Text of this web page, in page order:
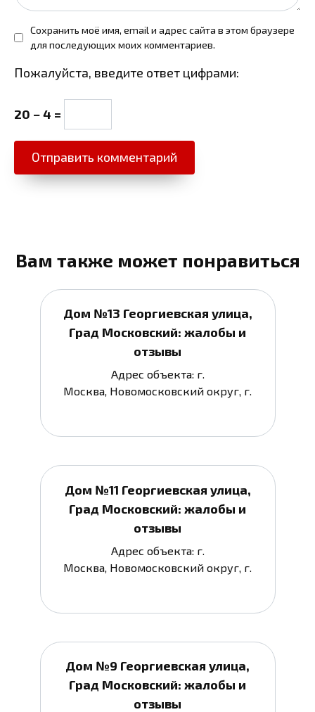
Сохранить моё имя, email и адрес сайта в этом браузере
для последующих моих комментариев.
Пожалуйста, введите ответ цифрами:
20 − 4 =
Вам также может понравиться
Дом №13 Георгиевская улица,
Град Московский: жалобы и
отзывы
Адрес объекта: г.
Москва, Новомосковский округ, г.
Дом №11 Георгиевская улица,
Град Московский: жалобы и
отзывы
Адрес объекта: г.
Москва, Новомосковский округ, г.
Дом №9 Георгиевская улица,
Град Московский: жалобы и
отзывы